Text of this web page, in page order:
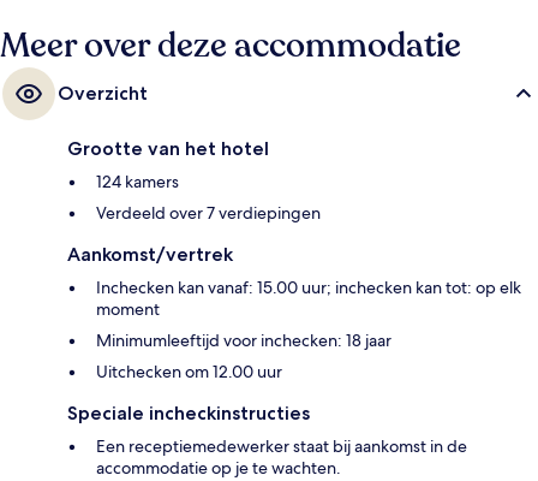
Meer over deze accommodatie
Overzicht
Grootte van het hotel
124 kamers
Verdeeld over 7 verdiepingen
Aankomst/vertrek
Inchecken kan vanaf: 15.00 uur; inchecken kan tot: op elk
moment
Minimumleeftijd voor inchecken: 18 jaar
Uitchecken om 12.00 uur
Speciale incheckinstructies
Een receptiemedewerker staat bij aankomst in de
accommodatie op je te wachten.